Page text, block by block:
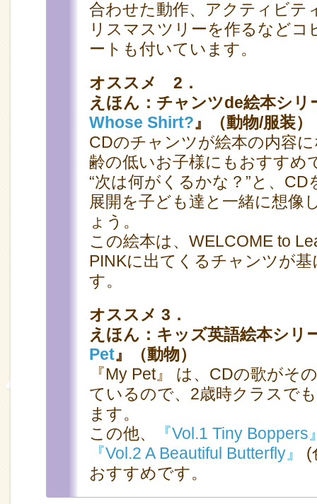
合わせた動作、アクティビテ
リスマスツリーを作るなどコ
ートも付いています。
オススメ 2．
えほん：チャンツde絵本シ
Whose Shirt?』（動物/服装）
CDのチャンツが絵本の内容
齢の低いお子様にもおすすめ
“次は何がくるかな？”と、
展開を子ども達と一緒に想像
ょう。
この絵本は、WELCOME to
PINKに出てくるチャンツが
す。
オススメ 3．
えほん：キッズ英語絵本シ
Pet』（動物）
『My Pet』 は、CDの歌がそ
ているので、2歳時クラスで
ます。
この他、
『Vol.1 Tiny Boppers
『Vol.2 A Beautiful Butterfly』
(
おすすめです。